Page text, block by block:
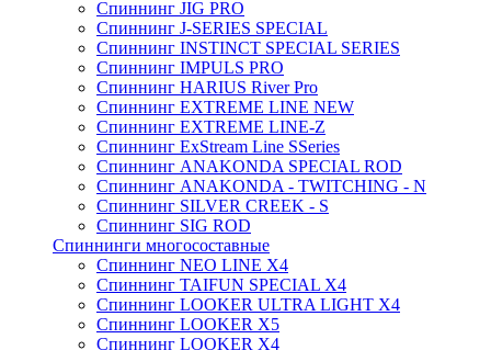
Спиннинг JIG PRO
Спиннинг J-SERIES SPECIAL
Спиннинг INSTINCT SPECIAL SERIES
Спиннинг IMPULS PRO
Спиннинг HARIUS River Pro
Спиннинг EXTREME LINE NEW
Спиннинг EXTREME LINE-Z
Спиннинг ExStream Line SSeries
Спиннинг ANAKONDA SPECIAL ROD
Спиннинг ANAKONDA - TWITCHING - N
Спиннинг SILVER CREEK - S
Спиннинг SIG ROD
Спиннинги многосоставные
Спиннинг NEO LINE X4
Спиннинг TAIFUN SPECIAL X4
Спиннинг LOOKER ULTRA LIGHT X4
Спиннинг LOOKER X5
Спиннинг LOOKER X4